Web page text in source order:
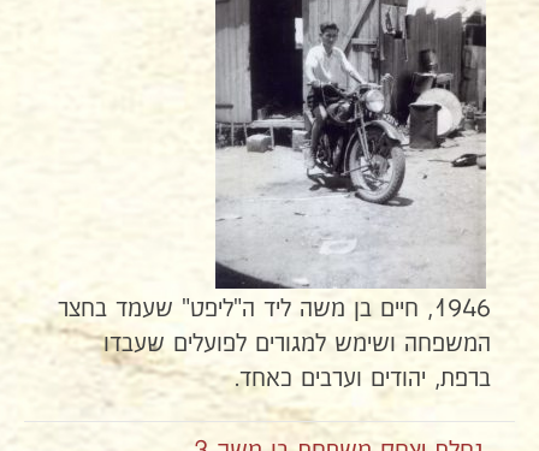
1946, חיים בן משה ליד ה"ליפט" שעמד בחצר
המשפחה ושימש למגורים לפועלים שעבדו
ברפת, יהודים וערבים כאחד.